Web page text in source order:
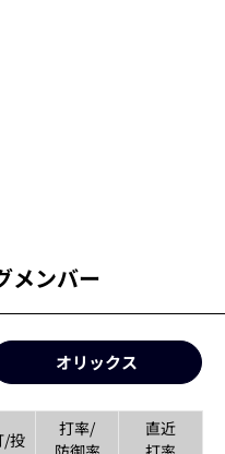
メンバー
オリックス
/投
打率/
直近